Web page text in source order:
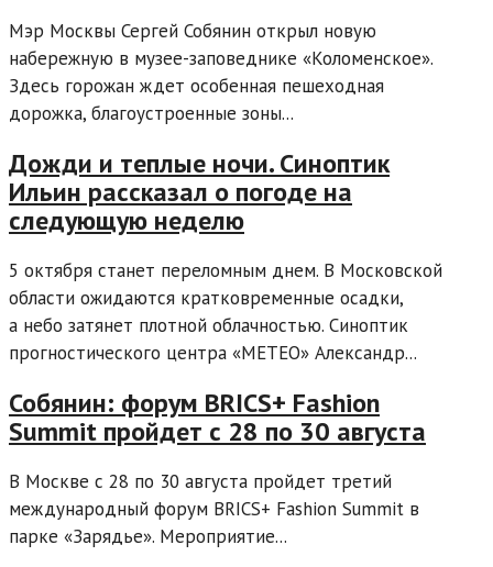
Мэр Москвы Сергей Собянин открыл новую
набережную в музее-заповеднике «Коломенское».
Здесь горожан ждет особенная пешеходная
дорожка, благоустроенные зоны...
Дожди и теплые ночи. Синоптик
Ильин рассказал о погоде на
следующую неделю
5 октября станет переломным днем. В Московской
области ожидаются кратковременные осадки,
а небо затянет плотной облачностью. Синоптик
прогностического центра «МЕТЕО» Александр...
Собянин: форум BRICS+ Fashion
Summit пройдет с 28 по 30 августа
В Москве с 28 по 30 августа пройдет третий
международный форум BRICS+ Fashion Summit в
парке «Зарядье». Мероприятие...